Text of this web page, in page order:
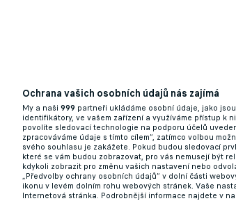
Ochrana vašich osobních údajů nás zajímá
My a naši 999 partneři ukládáme osobní údaje, jako
identifikátory, ve vašem zařízení a využíváme přístup k
povolíte sledovací technologie na podporu účelů
zpracováváme údaje s tímto cílem“, zatímco volbou
svého souhlasu je zakážete. Pokud budou sledovací
které se vám budou zobrazovat, pro vás nemusejí být
kdykoli zobrazit pro změnu vašich nastavení nebo
„Předvolby ochrany osobních údajů“ v dolní části
ikonu v levém dolním rohu webových stránek. Vaše
Internetová stránka. Podrobnější informace najdete v